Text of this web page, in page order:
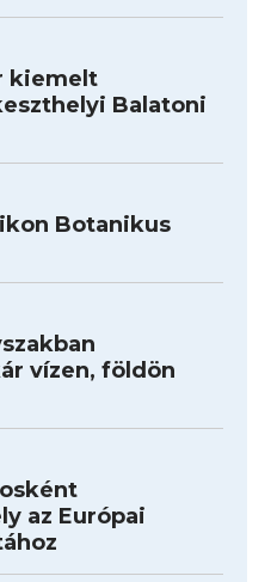
kiemelt
Balatoni
Botanikus
vízen, földön
az Európai